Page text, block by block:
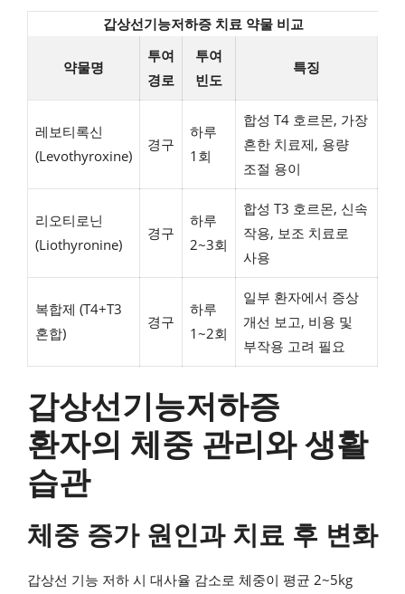
갑상선기능저하증 치료 약물 비교
약물명
투여
경로
투여
빈도
특징
레보티록신
(Levothyroxine)
경구
하루
1회
합성 T4 호르몬, 가장
흔한 치료제, 용량
조절 용이
리오티로닌
(Liothyronine)
경구
하루
2~3회
합성 T3 호르몬, 신속
작용, 보조 치료로
사용
복합제 (T4+T3
혼합)
경구
하루
1~2회
일부 환자에서 증상
개선 보고, 비용 및
부작용 고려 필요
갑상선기능저하증
환자의 체중 관리와 생활
습관
체중 증가 원인과 치료 후 변화
갑상선 기능 저하 시 대사율 감소로 체중이 평균 2~5kg